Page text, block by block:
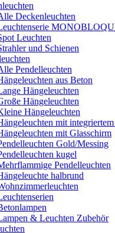
Deckenleuchten
Leuchten
und Schienen
Pendelleuchten
aus Beton
Hängeleuchten
Hängeleuchten
Hängeleuchten
mit
mit Glasschirm
Gold/Messing
kugel
Pendelleuchten
halbrund
& Leuchten Zubehör